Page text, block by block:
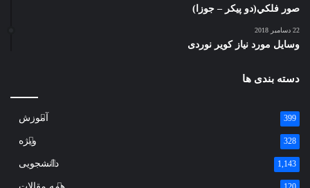
صور فلكي(دو پیکر – جوزا)
22 دسامبر 2018
وسایل مورد نیاز کویر نوردی
دسته بندی ها
آموزش 399
ویژه 328
دانشجویی 1,143